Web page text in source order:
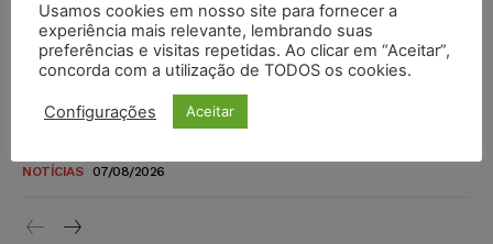
novos para pessoas com deficiência e autistas de todos os
níveis
DIREITO TRIBUTÁRIO 07/08/2026
Justiça do Trabalho mantém justa causa de empregado que
NOTÍCIAS 07/08/2026
Usamos cookies em nosso site para fornecer a
experiência mais relevante, lembrando suas
preferências e visitas repetidas. Ao clicar em “Aceitar”,
concorda com a utilização de TODOS os cookies.
Configurações Aceitar